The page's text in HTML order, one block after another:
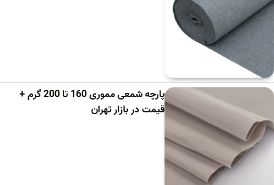
پارچه شمعی مموری 160 تا 200 گرم +
قیمت در بازار تهران